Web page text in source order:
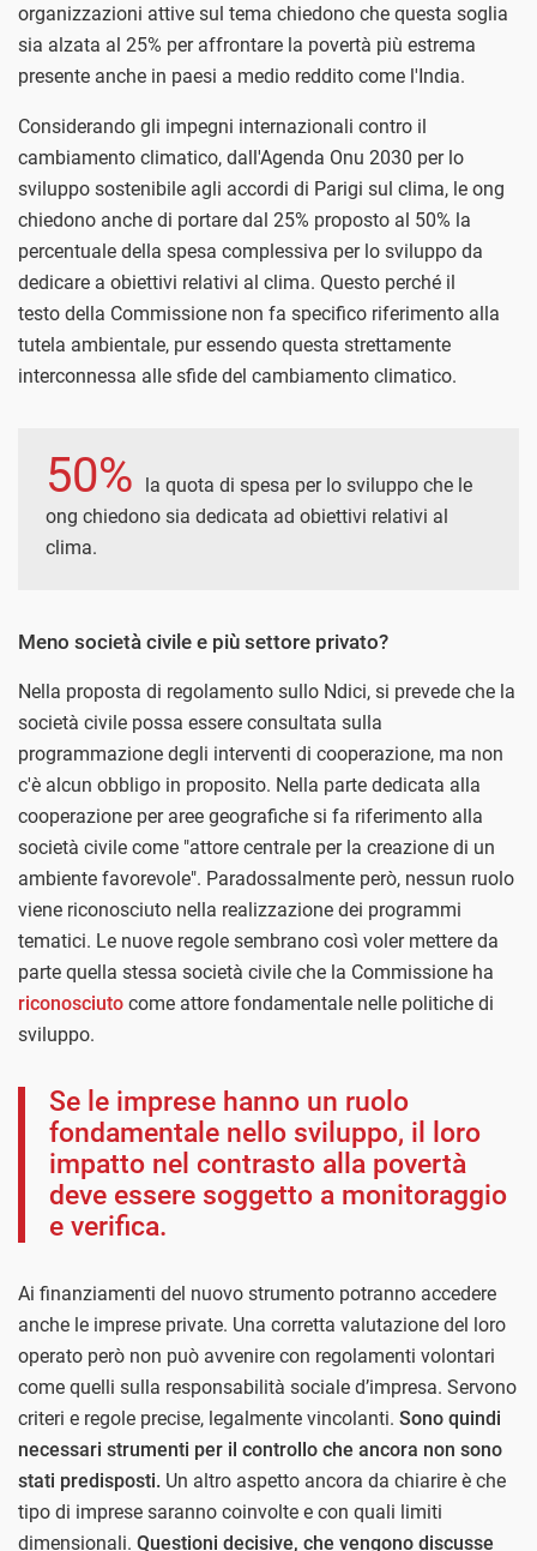
organizzazioni attive sul tema chiedono che questa soglia
sia alzata al 25% per affrontare la povertà più estrema
presente anche in paesi a medio reddito come l'India.
Considerando gli impegni internazionali contro il
cambiamento climatico, dall'Agenda Onu 2030 per lo
sviluppo sostenibile agli accordi di Parigi sul clima, le ong
chiedono anche di portare dal 25% proposto al 50% la
percentuale della spesa complessiva per lo sviluppo da
dedicare a obiettivi relativi al clima. Questo perché il
testo della Commissione non fa specifico riferimento alla
tutela ambientale, pur essendo questa strettamente
interconnessa alle sfide del cambiamento climatico.
50%
la quota di spesa per lo sviluppo che le
ong chiedono sia dedicata ad obiettivi relativi al
clima.
Meno società civile e più settore privato?
Nella proposta di regolamento sullo Ndici, si prevede che la
società civile possa essere consultata sulla
programmazione degli interventi di cooperazione, ma non
c'è alcun obbligo in proposito. Nella parte dedicata alla
cooperazione per aree geografiche si fa riferimento alla
società civile come "attore centrale per la creazione di un
ambiente favorevole". Paradossalmente però, nessun ruolo
viene riconosciuto nella realizzazione dei programmi
tematici. Le nuove regole sembrano così voler mettere da
parte quella stessa società civile che la Commissione ha
riconosciuto come attore fondamentale nelle politiche di
sviluppo.
Se le imprese hanno un ruolo
fondamentale nello sviluppo, il loro
impatto nel contrasto alla povertà
deve essere soggetto a monitoraggio
e verifica.
Ai finanziamenti del nuovo strumento potranno accedere
anche le imprese private. Una corretta valutazione del loro
operato però non può avvenire con regolamenti volontari
come quelli sulla responsabilità sociale d’impresa. Servono
criteri e regole precise, legalmente vincolanti. Sono quindi
necessari strumenti per il controllo che ancora non sono
stati predisposti. Un altro aspetto ancora da chiarire è che
tipo di imprese saranno coinvolte e con quali limiti
dimensionali. Questioni decisive, che vengono discusse